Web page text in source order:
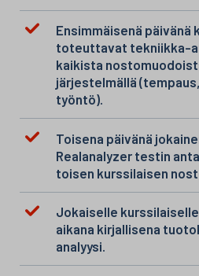
Ensimmäisenä päivänä
toteuttavat tekniikka-
kaikista
järjestelmällä
työntö).
Toisena päivänä
Realanalyzer testin
toisen kurssilaisen
Jokaiselle
aikana kirjallisena
analyysi.